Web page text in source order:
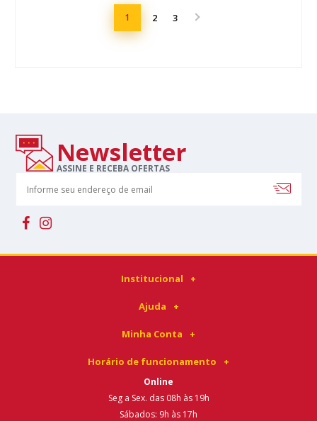
1 2 3
Newsletter
ASSINE E RECEBA OFERTAS
Institucional
Ajuda
Minha Conta
Horário de funcionamento
Online
Seg a Sex. das 08h às 19h
Sábados: 9h às 17h